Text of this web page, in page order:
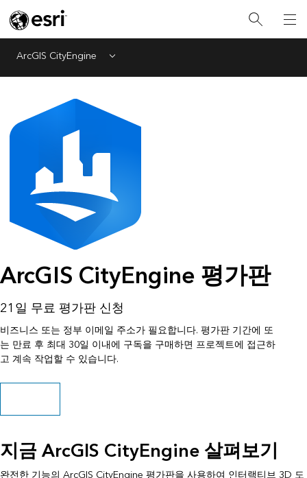
ArcGIS CityEngine Menu
ArcGIS CityEngine 평가판
21일 무료 평가판 신청
비즈니스 또는 정부 이메일 주소가 필요합니다. 평가판 기간에 또
는 만료 후 최대 30일 이내에 구독을 구매하면 프로젝트에 접근하
고 계속 작업할 수 있습니다.
지금 ArcGIS CityEngine 살펴보기